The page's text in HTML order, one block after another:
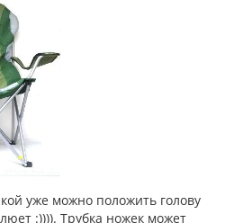
уже можно положить голову
:)))). Трубка ножек может